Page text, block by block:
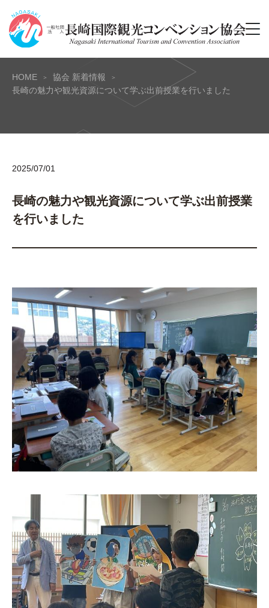
HOME
協会 新着情報
長崎の魅力や観光資源について学ぶ出前授業を行いました
2025/07/01
長崎の魅力や観光資源について学ぶ出前授業
を行いました